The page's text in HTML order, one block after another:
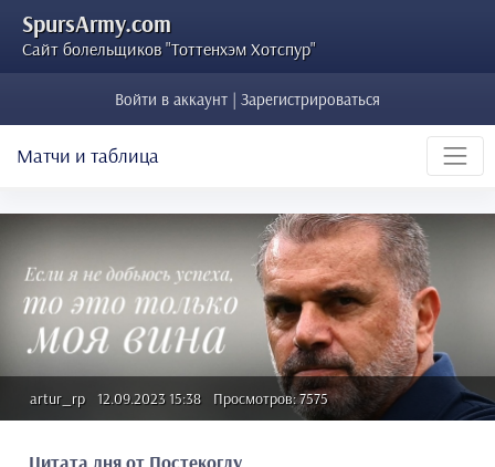
SpursArmy.com
Сайт болельщиков "Тоттенхэм Хотспур"
Войти в аккаунт | Зарегистрироваться
Матчи и таблица
artur_rp 12.09.2023 15:38 Просмотров: 7575
Цитата дня от Постекоглу